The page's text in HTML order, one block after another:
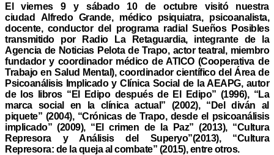
El viernes 9 y sábado 10 de octubre visitó nuestra
ciudad Alfredo Grande, médico psiquiatra, psicoanalista,
docente, conductor del programa radial Sueños Posibles
transmitido por Radio La Retaguardia, integrante de la
Agencia de Noticias Pelota de Trapo, actor teatral, miembro
fundador y coordinador médico de ATICO (Cooperativa de
Trabajo en Salud Mental), coordinador científico del Área de
Psicoanálisis Implicado y Clínica Social de la AEAPG, autor
de los libros “El Edipo después de El Edipo” (1996), “La
marca social en la clínica actual” (2002), “Del diván al
piquete” (2004), “Crónicas de Trapo, desde el psicoanálisis
implicado” (2009), “El crimen de la Paz” (2013), “Cultura
Represora y Análisis del Superyo”(2013), “Cultura
Represora: de la queja al combate” (2015), entre otros.